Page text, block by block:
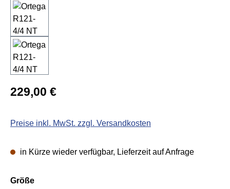
Regulärer Preis:
229,00 €
Preise inkl. MwSt. zzgl. Versandkosten
in Kürze wieder verfügbar, Lieferzeit auf Anfrage
Größeauswählen